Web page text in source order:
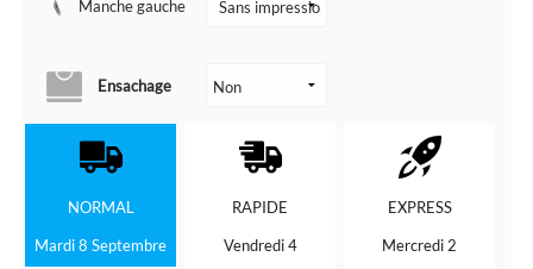
Manche gauche
Ensachage
NORMAL
Mardi 8 Septembre
RAPIDE
Vendredi 4
EXPRESS
Mercredi 2